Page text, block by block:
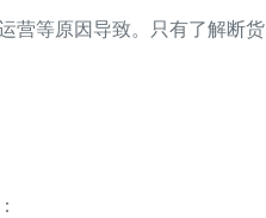
营等原因导致。只有了解断货